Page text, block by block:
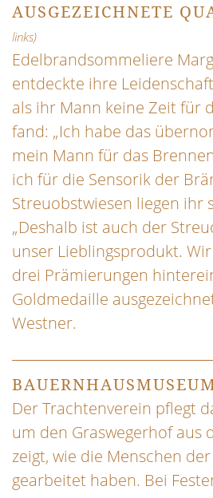
AUSGEZEICHNETE
links)
Edelbrandsommeliere
entdeckte ihre
als ihr Mann keine Zeit für
fand: „Ich habe das
mein Mann für das
ich für die Sensorik der
Streuobstwiesen liegen ihr
„Deshalb ist auch der
unser Lieblingsprodukt.
drei Prämierungen
Goldmedaille
Westner.
Der Trachtenverein pflegt
um den Graswegerhof aus
zeigt, wie die Menschen
gearbeitet haben. Bei